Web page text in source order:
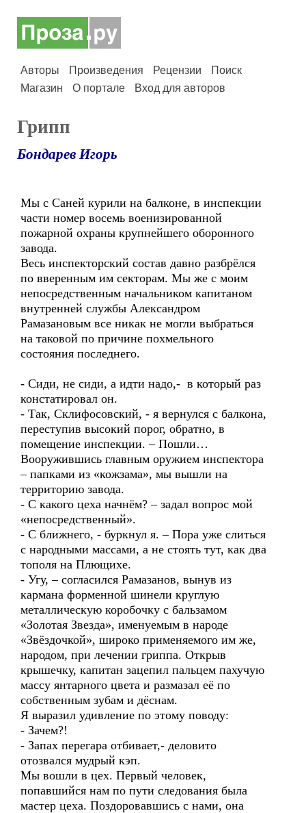
Авторы Произведения Рецензии
Поиск
Магазин
О портале Вход для авторов
Грипп
Бондарев Игорь
Мы с Саней курили на балконе, в инспекции
части номер восемь военизированной
пожарной охраны крупнейшего оборонного
завода.
Весь инспекторский состав давно разбрёлся
по вверенным им секторам. Мы же с моим
непосредственным начальником капитаном
внутренней службы Александром
Рамазановым все никак не могли выбраться
на таковой по причине похмельного
состояния последнего.
- Сиди, не сиди, а идти надо,- в который раз
констатировал он.
- Так, Склифосовский, - я вернулся с балкона,
переступив высокий порог, обратно, в
помещение инспекции. – Пошли…
Вооружившись главным оружием инспектора
– папками из «кожзама», мы вышли на
территорию завода.
- С какого цеха начнём? – задал вопрос мой
«непосредственный».
- С ближнего, - буркнул я. – Пора уже слиться
с народными массами, а не стоять тут, как два
тополя на Плющихе.
- Угу, – согласился Рамазанов, вынув из
кармана форменной шинели круглую
металлическую коробочку с бальзамом
«Золотая Звезда», именуемым в народе
«Звёздочкой», широко применяемого им же,
народом, при лечении гриппа. Открыв
крышечку, капитан зацепил пальцем пахучую
массу янтарного цвета и размазал её по
собственным зубам и дёснам.
Я выразил удивление по этому поводу:
- Зачем?!
- Запах перегара отбивает,- деловито
отозвался мудрый кэп.
Мы вошли в цех. Первый человек,
попавшийся нам по пути следования была
мастер цеха. Поздоровавшись с нами, она